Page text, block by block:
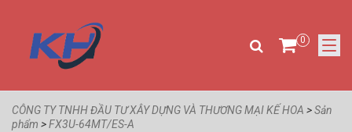
0
CÔNG TY TNHH ĐẦU TƯ XÂY DỰNG VÀ THƯƠNG MẠI KẾ HOA >Sản
phẩm >FX3U-64MT/ES-A